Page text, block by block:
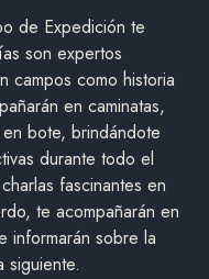
de Expedición te
son expertos
campos como historia
en caminatas,
bote, brindándote
durante todo el
fascinantes en
te acompañarán en
informarán sobre la
siguiente.